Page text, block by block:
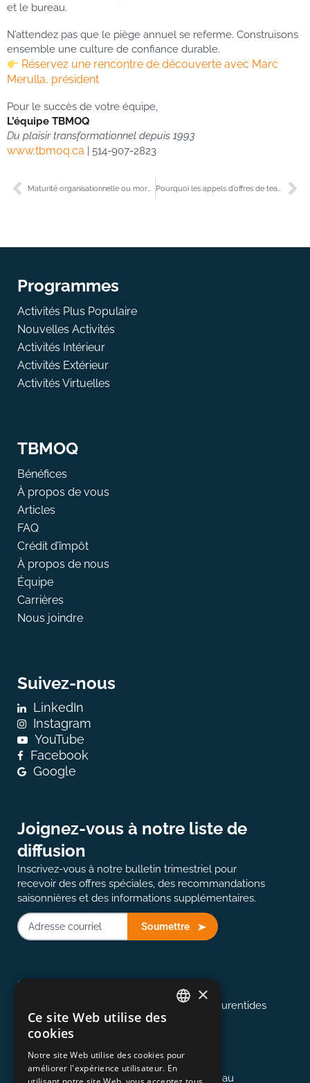
et le bureau.
N’attendez pas que le piège annuel se referme. Construisons
ensemble une culture de confiance durable.
Réservez une rencontre de découverte avec Marc
Merulla, président
Pour le succès de votre équipe,
L’équipe TBMOQ
Du plaisir transformationnel depuis 1993
www.tbmoq.ca | 514-907-2823
Pourquoi les appels d’offres de team building générés par l’IA vous font perdre du temps, de l’argent et de la crédibilité.
Programmes
Activités Plus Populaire
Nouvelles Activités
Activités Intérieur
Activités Extérieur
Activités Virtuelles
TBMOQ
Bénéfices
À propos de vous
Articles
FAQ
Crédit d’împôt
À propos de nous
Équipe
Carrières
Nous joindre
Suivez-nous
LinkedIn
Instagram
YouTube
Facebook
Google
Joignez-vous à notre liste de
diffusion
Inscrivez-vous à notre bulletin trimestriel pour
recevoir des offres spéciales, des recommandations
saisonnières et des informations supplémentaires.
Soumettre
Montréal 514-907-2823
Desservant Montréal, les Cantons et les Laurentides
Ottawa613-845-0127
Desservant la région d'Ottawa et de Gatineau
×
Ce site Web utilise des
cookies
Notre site Web utilise des cookies pour
améliorer l'expérience utilisateur. En